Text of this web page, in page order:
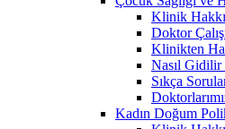
Klinik
Doktor
Klinikten
Nasıl Gidilir
Sıkça
Kadın Doğum